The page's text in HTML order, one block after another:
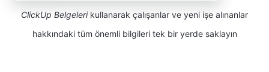
ClickUp Belgelerikullanarak çalışanlar ve yeni işe alınanlar
hakkındaki tüm önemli bilgileri tek bir yerde saklayın